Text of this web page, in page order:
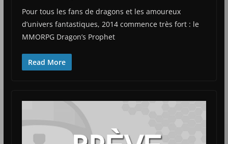
Pour tous les fans de dragons et les amoureux
d’univers fantastiques, 2014 commence très fort : le
MMORPG Dragon’s Prophet
Read More